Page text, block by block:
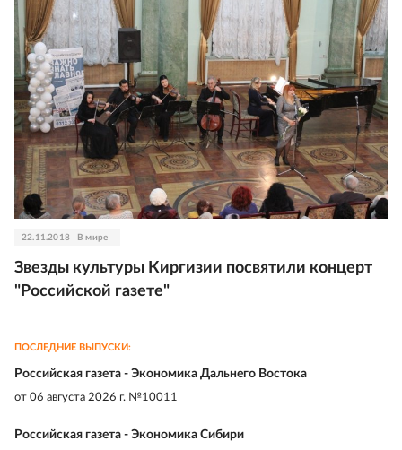
22.11.2018 В мире
Звезды культуры Киргизии посвятили концерт
"Российской газете"
ПОСЛЕДНИЕ ВЫПУСКИ:
Российская газета - Экономика Дальнего Востока
от 06 августа 2026 г. №10011
Российская газета - Экономика Сибири